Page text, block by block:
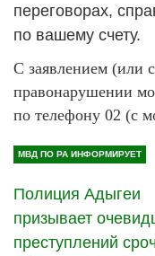
переговорах,
по вашему счету.
С заявлением (или
правонарушении
по телефону 02 (с
МВД ПО РА ИНФОРМИРУЕТ
Полиция Адыгеи
призывает
преступлений